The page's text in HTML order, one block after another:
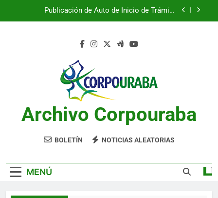
Publicación de Auto de Inicio de Trámite
Notificación por aviso
Publicación de Auto de Inicio de Trámite
Publicación de Auto de Inicio de Trámite
CITACIONES
Archivo Corpouraba
BOLETÍN NOTICIAS ALEATORIAS
MENÚ